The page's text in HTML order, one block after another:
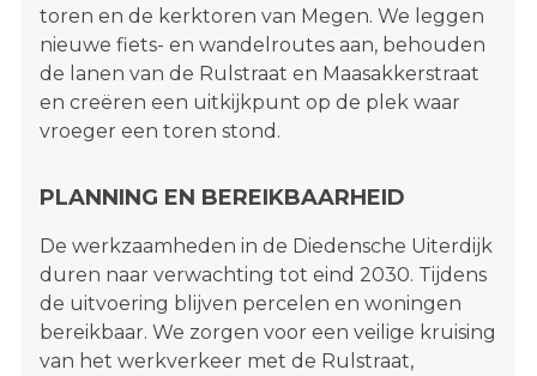
toren en de kerktoren van Megen. We leggen
nieuwe fiets- en wandelroutes aan, behouden
de lanen van de Rulstraat en Maasakkerstraat
en creëren een uitkijkpunt op de plek waar
vroeger een toren stond.
PLANNING EN BEREIKBAARHEID
De werkzaamheden in de Diedensche Uiterdijk
duren naar verwachting tot eind 2030. Tijdens
de uitvoering blijven percelen en woningen
bereikbaar. We zorgen voor een veilige kruising
van het werkverkeer met de Rulstraat,